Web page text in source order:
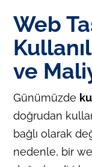
Web
ve
Günümüzde
doğrudan
bağlı olarak
nedenle, bir